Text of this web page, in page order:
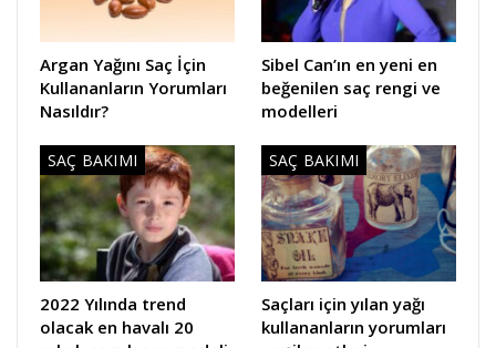
Argan Yağını Saç İçin
Kullananların Yorumları
Nasıldır?
Sibel Can’ın en yeni en
beğenilen saç rengi ve
modelleri
SAÇ BAKIMI
2022 Yılında trend
olacak en havalı 20
SAÇ BAKIMI
Saçları için yılan yağı
kullananların yorumları